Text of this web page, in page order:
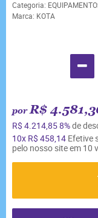
Categoria:
Marca: KOTA
por R$
R$ 4.214,858%de
10x R$ 458,14 Efetive
pelo nosso site em 10